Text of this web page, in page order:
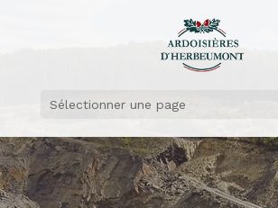
Sélectionner une page